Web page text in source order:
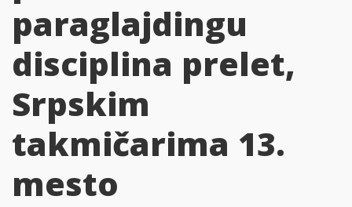
paraglajdingu
disciplina prelet,
Srpskim
takmičarima 13.
mesto